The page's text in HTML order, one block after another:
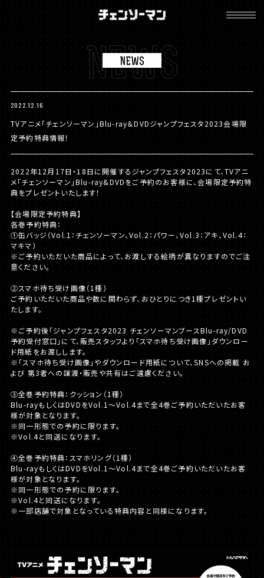
チ
ェ
ン
ソ
ー
マ
ン
2022.12.16
TVアニメ「チェンソーマン」Blu-ray＆DVDジャンプフェスタ2023会場限
定予約特典情報！
2022年12月17日・18日に開催するジャンプフェスタ2023にて、TVアニ
メ「チェンソーマン」Blu-ray&DVDをご予約のお客様に、会場限定予約特
典をプレゼントいたします！
【会場限定予約特典】
各巻予約特典：
①缶バッジ（Vol.1：チェンソーマン、Vol.2：パワー、Vol.3：アキ、Vol.4：
マキマ）
※ご予約いただいた商品によって、お渡しする絵柄が異なりますのでご注
意ください。
②スマホ待ち受け画像（1種）
ご予約いただいた商品や数に関わらず、おひとりにつき1種プレゼントい
たします。
※ご予約後「ジャンプフェスタ2023 チェンソーマンブースBlu-ray/DVD
予約受付窓口」にて、販売スタッフより「スマホ待ち受け画像」ダウンロー
ド用紙をお渡しします。
※「スマホ待ち受け画像」やダウンロード用紙について、SNSへの掲載 お
よび 第3者への譲渡・販売や共有はご遠慮ください。
③全巻予約特典：クッション（1種）
Blu-rayもしくはDVDをVol.1～Vol.4まで全4巻ご予約いただいたお客
様が対象となります。
※同一形態での予約に限ります。
※Vol.4と同送になります。
④全巻予約特典：スマホリング（1種）
Blu-rayもしくはDVDをVol.1～Vol.4まで全4巻ご予約いただいたお客
様が対象となります。
※同一形態での予約に限ります。
※Vol.4と同送になります。
※一部店舗で対象となっている特典内容と同様になります。